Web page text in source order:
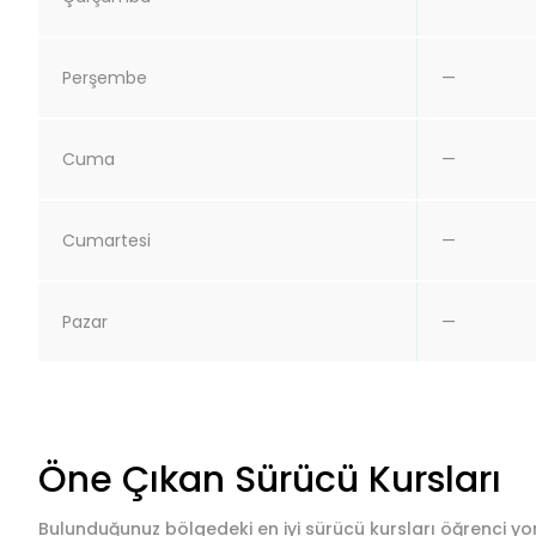
Perşembe —
Cuma —
Cumartesi —
Pazar —
Öne Çıkan Sürücü Kursları
Bulunduğunuz bölgedeki en iyi sürücü kursları öğrenci